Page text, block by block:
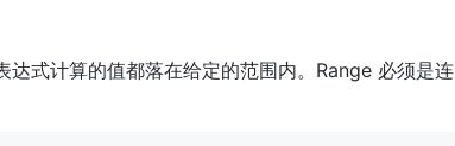
式计算的值都落在给定的范围内。Range 必须是连